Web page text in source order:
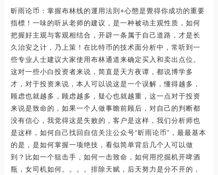
昕雨论币：掌握布林线的運用法則+心態是覺得你成功的重要
指標！一味的听从老师的建议，是一种被动主观性质，如何
把握好主观与客观相结合，开辟一条属于自己道路，才是长
久治安之计，乃上策！在比特币的技术面分析中，常听到一
些专业人士建议大家使用布林通道来确定买入和卖出点位。
这对一些小白投资者来说，简直是天方夜谭，都说博学多
才，对于投资来说，本人可以说这是一个误解，懂得越多，
顾虑也就越多，顾虑越多，疑心也就越重，这一点对于投资
来说是致命的，如果一个人做事瞻前顾后，对自己的判断都
没有信心，我觉得这是失败的，客户是这样，我们分析师也
是这样，如何自己找回自信关注公众号“昕雨论币”，最最基本
的是，是如何掌握一项绝技，看似简单背后几个人可以做
到？比如一个狙击手，如何一击致命，如何用挖掘机开啤酒
瓶，女司机如何。。。。排除天赋，后天努力是分不开的，